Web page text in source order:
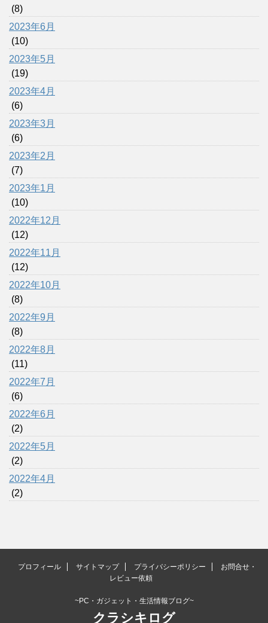
(8)
2023年6月
(10)
2023年5月
(19)
2023年4月
(6)
2023年3月
(6)
2023年2月
(7)
2023年1月
(10)
2022年12月
(12)
2022年11月
(12)
2022年10月
(8)
2022年9月
(8)
2022年8月
(11)
2022年7月
(6)
2022年6月
(2)
2022年5月
(2)
2022年4月
(2)
プロフィール サイトマップ プライバシーポリシー
お問合せ・
レビュー依頼
~PC・ガジェット・生活情報ブログ~
クラシキログ